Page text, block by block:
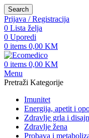
Search
Prijava / Registracija
0 Lista želja
0 Uporedi
0 items 0,00 KM
0 items 0,00 KM
Menu
Pretraži Kategorije
Imunitet
Energija, apetit i
Zdravlje grla i
Zdravlje žena
Probava i